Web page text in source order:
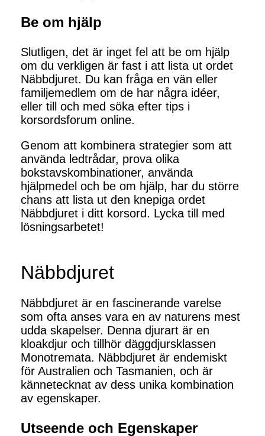
Be om hjälp
Slutligen, det är inget fel att be om hjälp
om du verkligen är fast i att lista ut ordet
Näbbdjuret. Du kan fråga en vän eller
familjemedlem om de har några idéer,
eller till och med söka efter tips i
korsordsforum online.
Genom att kombinera strategier som att
använda ledtrådar, prova olika
bokstavskombinationer, använda
hjälpmedel och be om hjälp, har du större
chans att lista ut den knepiga ordet
Näbbdjuret i ditt korsord. Lycka till med
lösningsarbetet!
Näbbdjuret
Näbbdjuret är en fascinerande varelse
som ofta anses vara en av naturens mest
udda skapelser. Denna djurart är en
kloakdjur och tillhör däggdjursklassen
Monotremata. Näbbdjuret är endemiskt
för Australien och Tasmanien, och är
kännetecknat av dess unika kombination
av egenskaper.
Utseende och Egenskaper